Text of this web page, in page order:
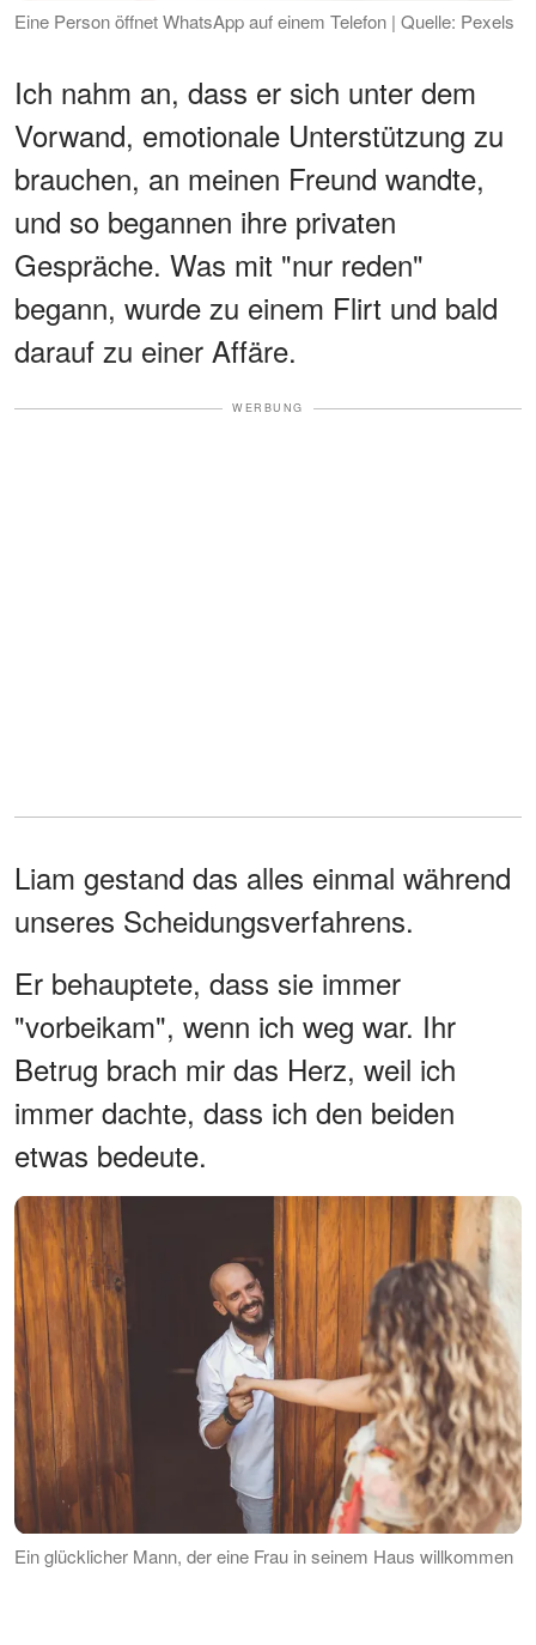
Eine Person öffnet WhatsApp auf einem Telefon | Quelle: Pexels
Ich nahm an, dass er sich unter dem
Vorwand, emotionale Unterstützung zu
brauchen, an meinen Freund wandte,
und so begannen ihre privaten
Gespräche. Was mit "nur reden"
begann, wurde zu einem Flirt und bald
darauf zu einer Affäre.
WERBUNG
Liam gestand das alles einmal während
unseres Scheidungsverfahrens.
Er behauptete, dass sie immer
"vorbeikam", wenn ich weg war. Ihr
Betrug brach mir das Herz, weil ich
immer dachte, dass ich den beiden
etwas bedeute.
Ein glücklicher Mann, der eine Frau in seinem Haus willkommen